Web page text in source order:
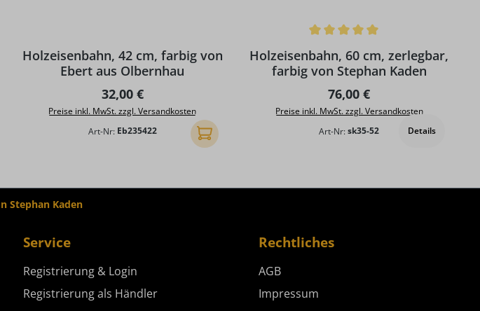
Warenkorb
Holzeisenbahn, 42 cm, farbig von
Ebert aus Olbernhau
Regulärer Preis:
32,00 €
Preise inkl. MwSt. zzgl. Versandkosten
Art-Nr: Eb235422 In den Warenkorb
Holzeisenbahn, 60 cm, zerlegbar,
farbig von Stephan Kaden
Regulärer Preis:
76,00 €
Preise inkl. MwSt. zzgl. Versandkosten
Art-Nr:sk35-52 Details
Stephan Kaden
Service
Registrierung & Login
Registrierung als Händler
Rechtliches
AGB
Impressum